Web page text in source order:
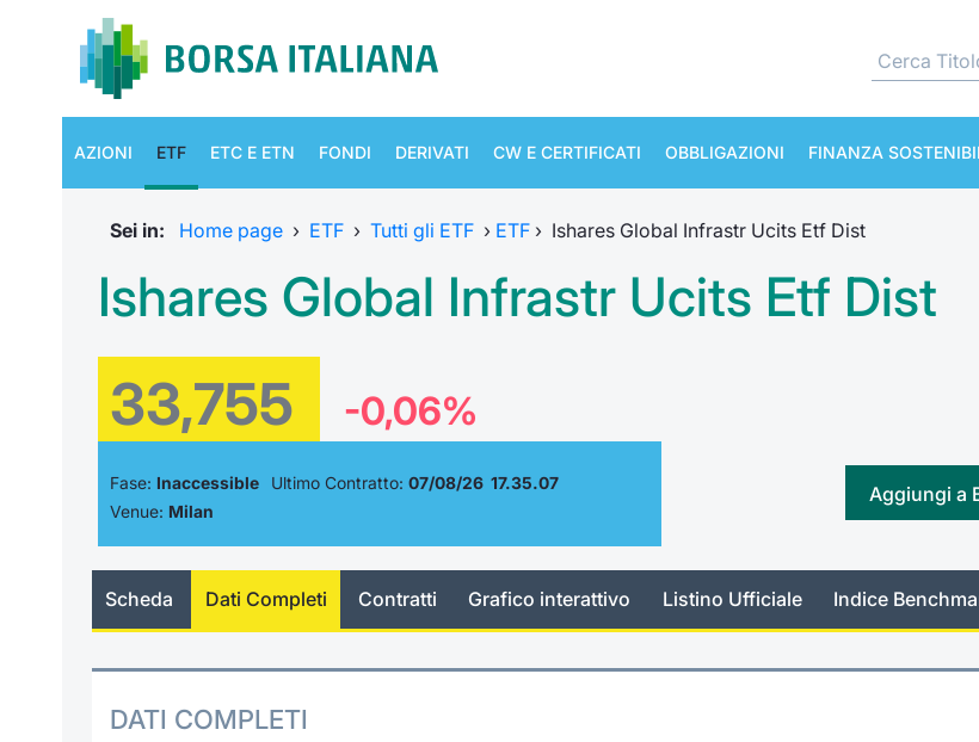
AZIONI ETF ETC E ETN FONDI DERIVATI CW E CERTIFICATI OBBLIGAZIONI FINANZA
Sei in: Home page › ETF › Tutti gli ETF › ETF › Ishares Global Infrastr Ucits Etf Dist
Ishares Global Infrastr Ucits Etf Dist
33,755 -0,06%
Fase: Inaccessible Ultimo Contratto: 07/08/26 17.35.07
Venue: Milan
Aggiungi a
Scheda Dati Completi Contratti Grafico interattivo Listino Ufficiale Indice
DATI COMPLETI